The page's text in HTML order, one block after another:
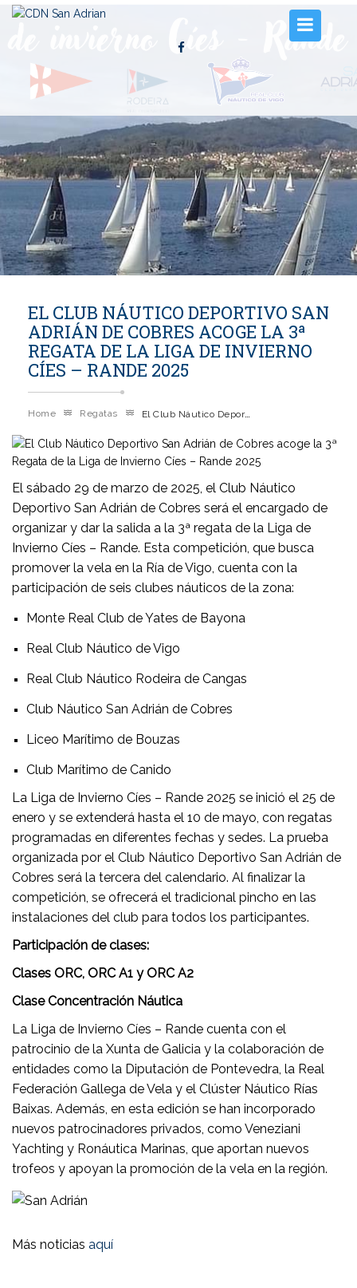
Inicio
Instalaciones
Tarifas amarres
Noticias
Contacto
EL CLUB NÁUTICO DEPORTIVO SAN
ADRIÁN DE COBRES ACOGE LA 3ª
REGATA DE LA LIGA DE INVIERNO
CÍES – RANDE 2025
Home Regatas El Club Náutico Deportivo San Adrián De Cobres Acoge La 3ª Regata De La Liga De Invierno Cíes – Rande 2025
El sábado 29 de marzo de 2025, el Club Náutico
Deportivo San Adrián de Cobres será el encargado de
organizar y dar la salida a la 3ª regata de la Liga de
Invierno Cíes – Rande. Esta competición, que busca
promover la vela en la Ría de Vigo, cuenta con la
participación de seis clubes náuticos de la zona:
Monte Real Club de Yates de Bayona
Real Club Náutico de Vigo
Real Club Náutico Rodeira de Cangas
Club Náutico San Adrián de Cobres
Liceo Marítimo de Bouzas
Club Marítimo de Canido
La Liga de Invierno Cíes – Rande 2025 se inició el 25 de
enero y se extenderá hasta el 10 de mayo, con regatas
programadas en diferentes fechas y sedes. La prueba
organizada por el Club Náutico Deportivo San Adrián de
Cobres será la tercera del calendario. Al finalizar la
competición, se ofrecerá el tradicional pincho en las
instalaciones del club para todos los participantes.
Participación de clases:
Clases ORC, ORC A1 y ORC A2
Clase Concentración Náutica
La Liga de Invierno Cíes – Rande cuenta con el
patrocinio de la Xunta de Galicia y la colaboración de
entidades como la Diputación de Pontevedra, la Real
Federación Gallega de Vela y el Clúster Náutico Rías
Baixas. Además, en esta edición se han incorporado
nuevos patrocinadores privados, como Veneziani
Yachting y Ronáutica Marinas, que aportan nuevos
trofeos y apoyan la promoción de la vela en la región.
Más noticias aquí